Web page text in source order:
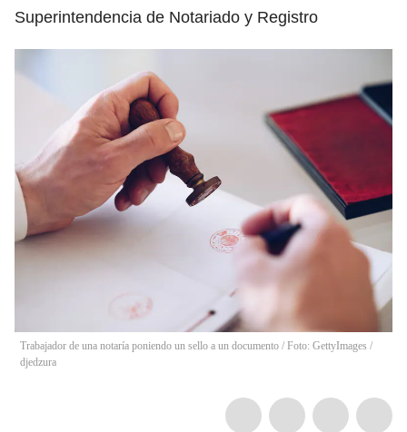
Superintendencia de Notariado y Registro
Trabajador de una notaría poniendo un sello a un documento / Foto: GettyImages /
djedzura